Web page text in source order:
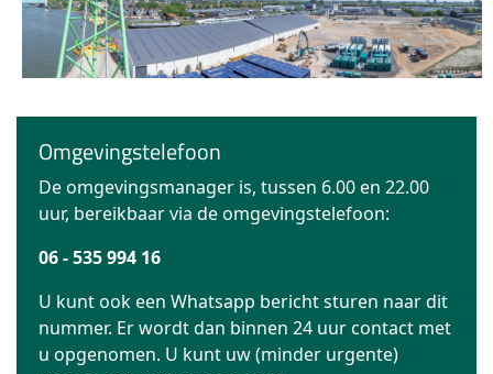
Omgevingstelefoon
De omgevingsmanager is, tussen 6.00 en 22.00
uur, bereikbaar via de omgevingstelefoon:
06 - 535 994 16
U kunt ook een Whatsapp bericht sturen naar dit
nummer. Er wordt dan binnen 24 uur contact met
u opgenomen. U kunt uw (minder urgente)